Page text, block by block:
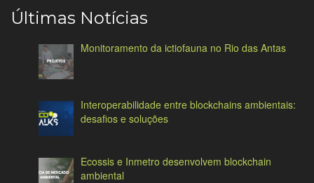
Últimas Notícias
Monitoramento da ictiofauna no Rio das Antas
Interoperabilidade entre blockchains ambientais:
desafios e soluções
Ecossis e Inmetro desenvolvem blockchain
ambiental